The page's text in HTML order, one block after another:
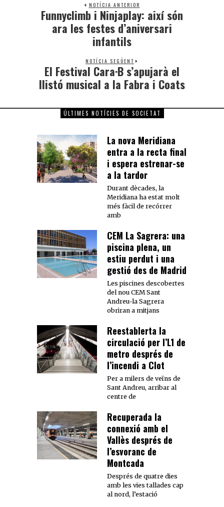
NOTÍCIA ANTERIOR
Funnyclimb i Ninjaplay: així són
ara les festes d’aniversari
infantils
NOTÍCIA SEGÜENT
El Festival Cara·B s’apujarà el
llistó musical a la Fabra i Coats
ÚLTIMES NOTÍCIES DE SOCIETAT
La nova Meridiana
entra a la recta final
i espera estrenar-se
a la tardor
Durant dècades, la
Meridiana ha estat molt
més fàcil de recórrer
amb
CEM La Sagrera: una
piscina plena, un
estiu perdut i una
gestió des de Madrid
Les piscines descobertes
del nou CEM Sant
Andreu-la Sagrera
obriran a mitjans
Reestablerta la
circulació per l’L1 de
metro després de
l’incendi a Clot
Per a milers de veïns de
Sant Andreu, arribar al
centre de
Recuperada la
connexió amb el
Vallès després de
l’esvoranc de
Montcada
Després de quatre dies
amb les vies tallades cap
al nord, l’estació